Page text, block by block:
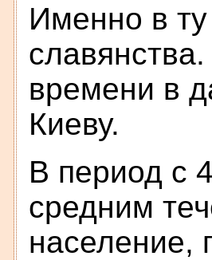
Именно в
времени в
Киеву.
В период с
средним
население,